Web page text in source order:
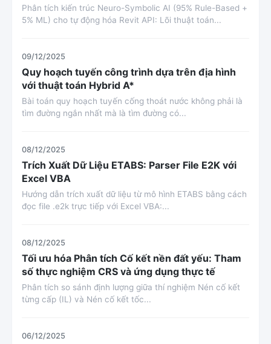
Phân tích kiến trúc Neuro-Symbolic AI (95% Rule-Based +
5% ML) cho tự động hóa Revit API: Lõi thuật toán...
09/12/2025
Quy hoạch tuyến công trình dựa trên địa hình
với thuật toán Hybrid A*
Bài toán quy hoạch tuyến cống thoát nước không phải là
tìm đường ngắn nhất mà là tìm đường có...
08/12/2025
Trích Xuất Dữ Liệu ETABS: Parser File E2K với
Excel VBA
Hướng dẫn trích xuất dữ liệu từ mô hình ETABS bằng cách
đọc file .e2k trực tiếp với Excel VBA:...
08/12/2025
Tối ưu hóa Phân tích Cố kết nền đất yếu: Tham
số thực nghiệm CRS và ứng dụng thực tế
Phân tích so sánh định lượng giữa thí nghiệm Nén cố kết
từng cấp (IL) và Nén cố kết tốc...
06/12/2025